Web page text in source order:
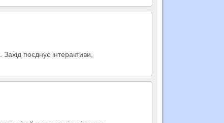
поєднує інтерактиви,